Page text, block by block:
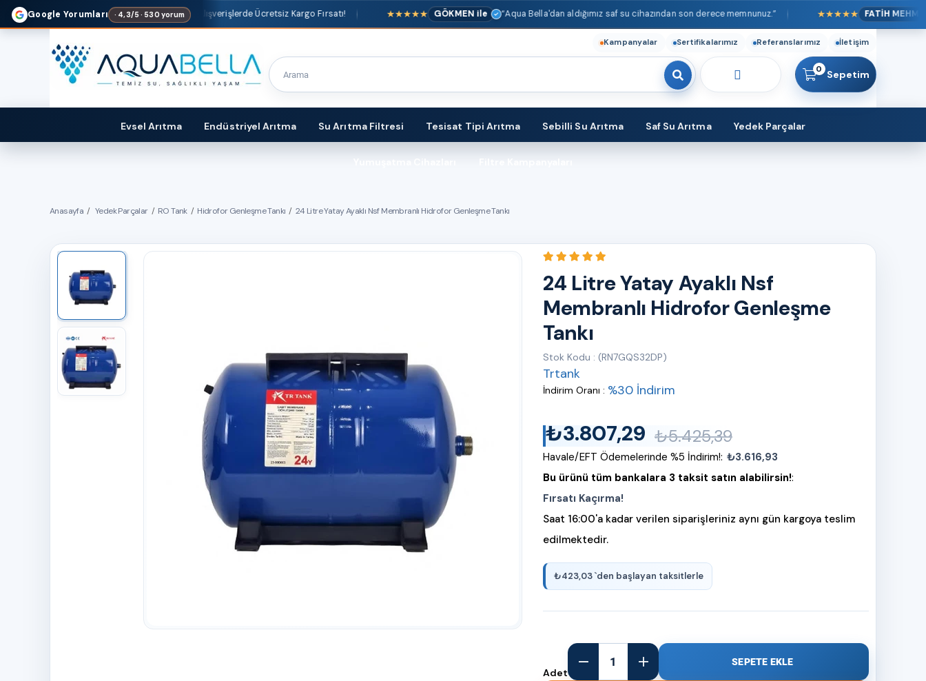
Google Yorumları · 4,3/5 · 530 yorum
1500 TLve Üzeri Alışverişlerde Ücretsiz Kargo Fırsatı! ★★★★★ GÖKMEN ile “Aqua Bella'dan aldığımız saf su cihazından son derece memnunuz.” ★★★★★ FATİH MEHMET
Sepetim
0
Kampanyalar Sertifikalarımız Referanslarımız İletişim
Evsel Arıtma Endüstriyel Arıtma Su Arıtma Filtresi Tesisat Tipi Arıtma Sebilli Su Arıtma Saf Su Arıtma Yedek Parçalar
Anasayfa Yedek Parçalar RO Tank Hidrofor Genleşme Tankı 24 Litre Yatay Ayaklı Nsf Membranlı Hidrofor Genleşme Tankı
24 Litre Yatay Ayaklı Nsf
Membranlı Hidrofor Genleşme
Tankı
Stok Kodu (RN7GQS32DP)
Trtank
İndirim Oranı : %30 İndirim
₺5.425,39
₺3.807,29
Havale/EFT Ödemelerinde %5 İndirim!: ₺3.616,93
Bu ürünü tüm bankalara 3 taksit satın alabilirsin!:
Fırsatı Kaçırma!
Saat 16:00'a kadar verilen siparişleriniz aynı gün kargoya teslim
edilmektedir.
₺423,03`den başlayan taksitlerle
Adet